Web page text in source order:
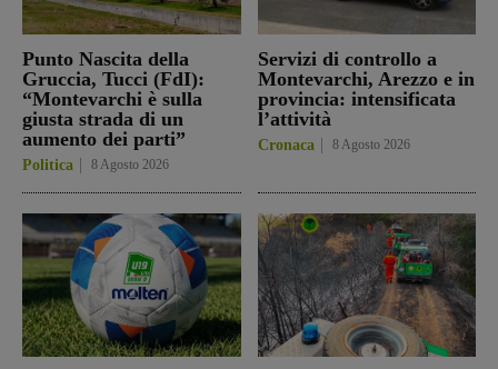
Punto Nascita della
Gruccia, Tucci (FdI):
“Montevarchi è sulla
giusta strada di un
aumento dei parti”
Politica 8 Agosto 2026
Servizi di controllo a
Montevarchi, Arezzo e in
provincia: intensificata
l’attività
Cronaca 8 Agosto 2026